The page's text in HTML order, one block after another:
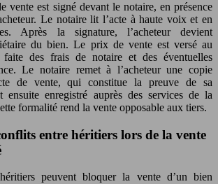
vente est signé devant le notaire, en présence
Le notaire lit l’acte à haute voix et en
Après la signature, l’acheteur devient
du bien. Le prix de vente est versé au
faite des frais de notaire et des éventuelles
Le notaire remet à l’acheteur une copie
de vente, qui constitue la preuve de sa
ensuite enregistré auprès des services de la
formalité rend la vente opposable aux tiers.
entre héritiers lors de la vente
peuvent bloquer la vente d’un bien